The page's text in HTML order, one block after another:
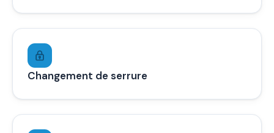
Changement de serrure